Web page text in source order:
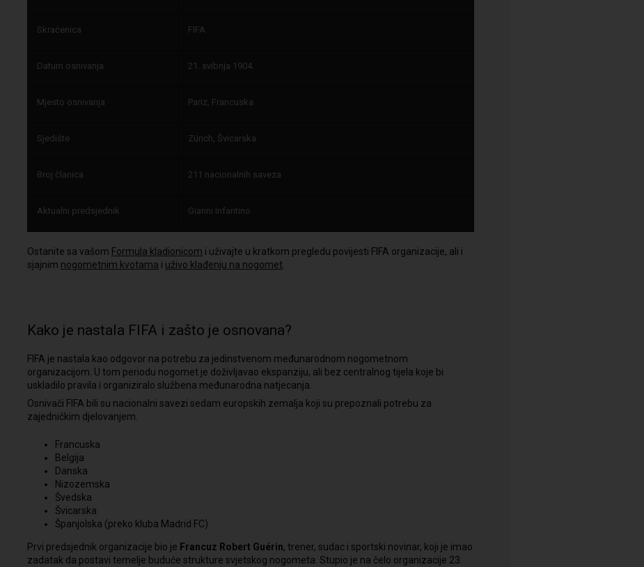
Skraćenica FIFA
Datum osnivanja 21. svibnja 1904.
Mjesto osnivanja Pariz, Francuska
Sjedište Zürich, Švicarska
Broj članica 211 nacionalnih saveza
Aktualni predsjednik Gianni Infantino
Ostanite sa vašom Formula kladionicom i uživajte u kratkom pregledu povijesti FIFA organizacije, ali i
sjajnim nogometnim kvotama i uživo klađenju na nogomet.
Kako je nastala FIFA i zašto je osnovana?
FIFA je nastala kao odgovor na potrebu za jedinstvenom međunarodnom nogometnom
organizacijom. U tom periodu nogomet je doživljavao ekspanziju, ali bez centralnog tijela koje bi
uskladilo pravila i organiziralo službena međunarodna natjecanja.
Osnivači FIFA bili su nacionalni savezi sedam europskih zemalja koji su prepoznali potrebu za
zajedničkim djelovanjem.
Francuska
Belgija
Danska
Nizozemska
Švedska
Švicarska
Španjolska (preko kluba Madrid FC)
Prvi predsjednik organizacije bio je Francuz Robert Guérin, trener, sudac i sportski novinar, koji je imao
zadatak da postavi temelje buduće strukture svjetskog nogometa. Stupio je na čelo organizacije 23.